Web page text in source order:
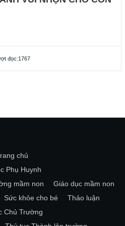
đọc:1767
chủ
Phụ Huynh
mầm non
Giáo dục mầm non
Sức khỏe cho bé
Thảo luận
Chủ Trường